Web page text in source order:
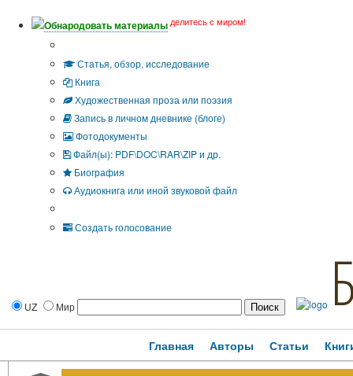
Обнародовать материалы делитесь с миром!
Статья, обзор, исследование
Книга
Художественная проза или поэзия
Запись в личном дневнике (блоге)
Фотодокументы
Файл(ы): PDF\DOC\RAR\ZIP и др.
Биография
Аудиокнига или иной звуковой файл
Создать голосование
UZ Мир
Главная Авторы Статьи